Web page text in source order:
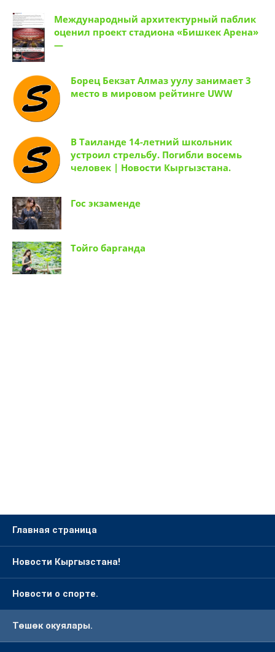
Международный архитектурный паблик
оценил проект стадиона «Бишкек Арена»
—
Борец Бекзат Алмаз уулу занимает 3
место в мировом рейтинге UWW
В Таиланде 14-летний школьник
устроил стрельбу. Погибли восемь
человек | Новости Кыргызстана.
Гос экзаменде
Тойго барганда
Главная страница
Новости Кыргызстана!
Новости о спорте.
Төшөк окуялары.